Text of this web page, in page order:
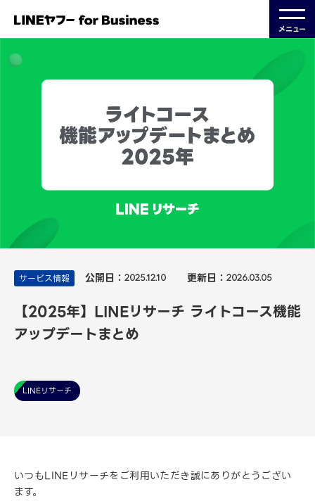
メニュー
サービス情報 公開日： 2025.12.10 更新日： 2026.03.05
【2025年】LINEリサーチ ライトコース機能
アップデートまとめ
LINEリサーチ
いつもLINEリサーチをご利用いただき誠にありがとうござい
ます。